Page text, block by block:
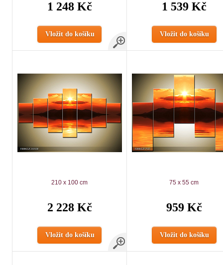
1 248 Kč
Vložit do košíku
1 539 Kč
Vložit do košíku
210 x 100 cm
2 228 Kč
Vložit do košíku
75 x 55 cm
959 Kč
Vložit do košíku